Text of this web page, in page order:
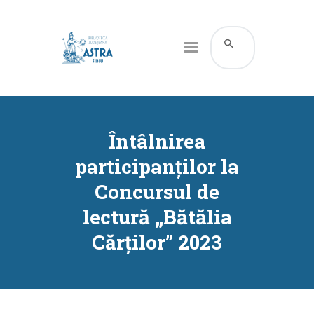
Întâlnirea
participanților la
Concursul de
lectură „Bătălia
Cărților” 2023
CATALOG ONLINE
RESURSE
SERVICII
INFORMAȚII UTILE
BLOG
CONTACT